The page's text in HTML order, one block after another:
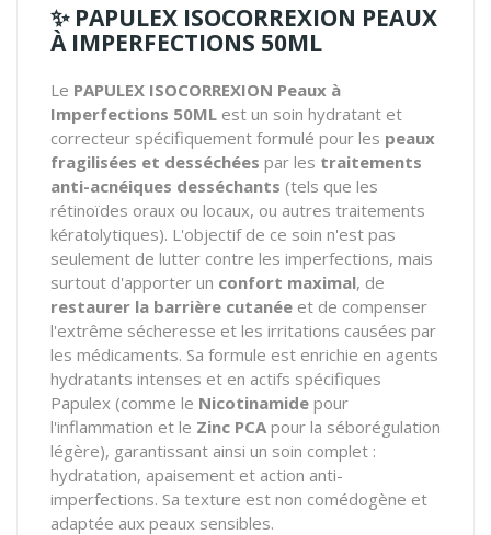
✨ PAPULEX ISOCORREXION PEAUX
À IMPERFECTIONS 50ML
Le PAPULEX ISOCORREXION Peaux à
Imperfections 50ML est un soin hydratant et
correcteur spécifiquement formulé pour les peaux
fragilisées et desséchées par les traitements
anti-acnéiques desséchants (tels que les
rétinoïdes oraux ou locaux, ou autres traitements
kératolytiques). L'objectif de ce soin n'est pas
seulement de lutter contre les imperfections, mais
surtout d'apporter un confort maximal, de
restaurer la barrière cutanée et de compenser
l'extrême sécheresse et les irritations causées par
les médicaments. Sa formule est enrichie en agents
hydratants intenses et en actifs spécifiques
Papulex (comme le Nicotinamide pour
l'inflammation et le Zinc PCA pour la séborégulation
légère), garantissant ainsi un soin complet :
hydratation, apaisement et action anti-
imperfections. Sa texture est non comédogène et
adaptée aux peaux sensibles.